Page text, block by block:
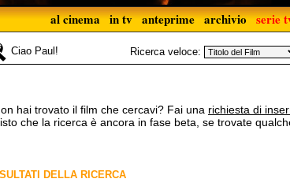
al cinema in tv anteprime archivio serie
Ciao Paul! Ricerca veloce:
hai trovato il film che cercavi? Fai una richiesta di
che la ricerca è ancora in fase beta, se trovate
DELLA RICERCA